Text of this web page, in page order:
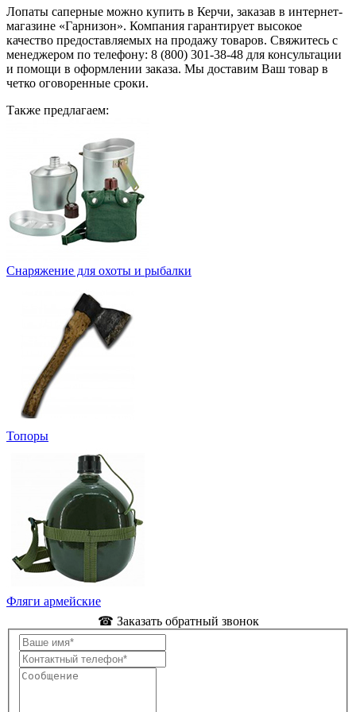
Лопаты саперные можно купить в Керчи, заказав в интернет-
магазине «Гарнизон». Компания гарантирует высокое
качество предоставляемых на продажу товаров. Свяжитесь с
менеджером по телефону: 8 (800) 301-38-48 для консультации
и помощи в оформлении заказа. Мы доставим Ваш товар в
четко оговоренные сроки.
Также предлагаем:
Снаряжение для охоты и рыбалки
Топоры
Фляги армейские
☎ Заказать обратный звонок